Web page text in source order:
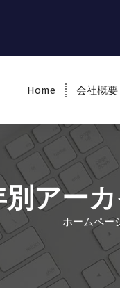
Home 会社概要
別アー
ホームペー